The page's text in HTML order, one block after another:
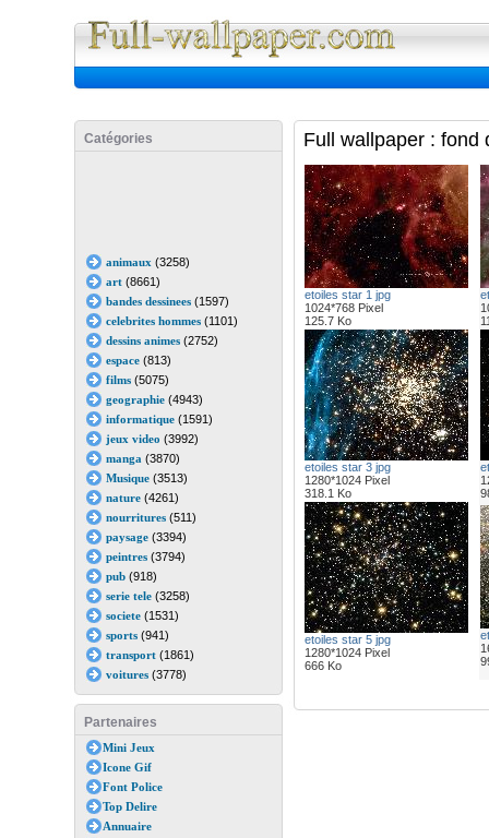
Catégories
animaux (3258)
art(8661)
bandes dessinees(1597)
celebrites hommes(1101)
dessins animes(2752)
espace(813)
films(5075)
geographie(4943)
informatique(1591)
jeux video (3992)
manga (3870)
Musique(3513)
nature(4261)
nourritures(511)
paysage(3394)
peintres(3794)
pub(918)
serie tele(3258)
societe(1531)
sports(941)
transport(1861)
voitures(3778)
Partenaires
Mini Jeux
Icone Gif
Font Police
Top Delire
Annuaire
Full wallpaper : fond
etoiles star 1 jpg
1024*768 Pixel
125.7 Ko
etoiles star 3 jpg
1280*1024 Pixel
318.1 Ko
etoiles star 5 jpg
1280*1024 Pixel
666 Ko